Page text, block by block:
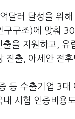
달러 달성을 위
구구조)에 맞춰
출을 지원하고,
진출, 아세안 전
등 수출기업 3
내 시험 인증비용